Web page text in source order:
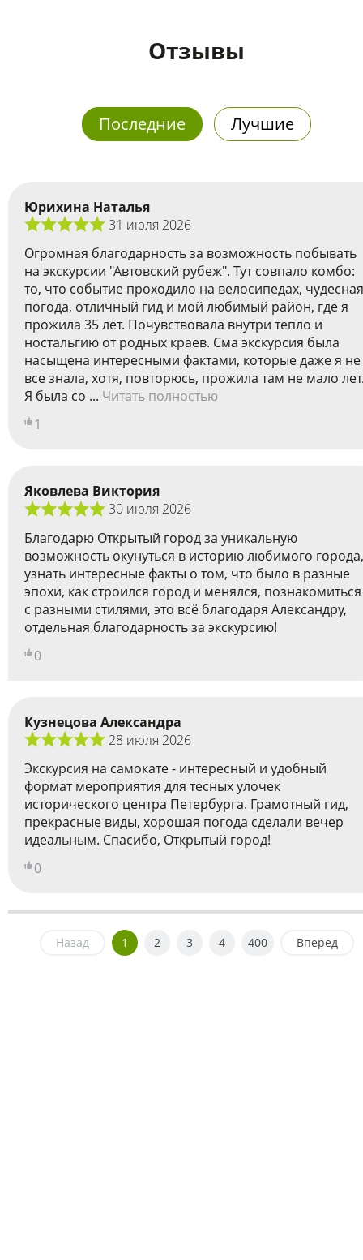
Отзывы
Последние Лучшие
Юрихина Наталья
31 июля 2026
Огромная благодарность за возможность побывать
на экскурсии "Автовский рубеж". Тут совпало комбо:
то, что событие проходило на велосипедах, чудесная
погода, отличный гид и мой любимый район, где я
прожила 35 лет. Почувствовала внутри тепло и
ностальгию от родных краев. Сма экскурсия была
насыщена интересными фактами, которые даже я не
все знала, хотя, повторюсь, прожила там не мало
Я была со ... Читать полностью
1
Яковлева Виктория
30 июля 2026
Благодарю Открытый город за уникальную
возможность окунуться в историю любимого города,
узнать интересные факты о том, что было в разные
эпохи, как строился город и менялся, познакомиться
с разными стилями, это всё благодаря Александру,
отдельная благодарность за экскурсию!
0
Кузнецова Александра
28 июля 2026
Экскурсия на самокате - интересный и удобный
формат мероприятия для тесных улочек
исторического центра Петербурга. Грамотный гид,
прекрасные виды, хорошая погода сделали вечер
идеальным. Спасибо, Открытый город!
0
Назад 1 2 3 4 400 Вперед